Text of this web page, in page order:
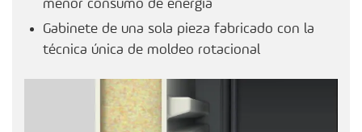
menor consumo de energía
Gabinete de una sola pieza fabricado con la
técnica única de moldeo rotacional